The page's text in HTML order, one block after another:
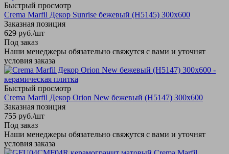
Быстрый просмотр
Crema Marfil Декор Sunrise бежевый (Н5145) 300х600
Заказная позиция
629 руб./шт
Под заказ
Наши менеджеры обязательно свяжутся с вами и уточнят
условия заказа
Быстрый просмотр
Crema Marfil Декор Orion New бежевый (Н5147) 300х600
Заказная позиция
755 руб./шт
Под заказ
Наши менеджеры обязательно свяжутся с вами и уточнят
условия заказа